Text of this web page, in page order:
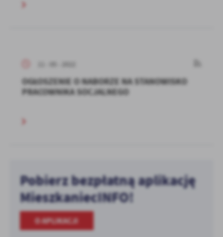
OGŁOSZENIE O NABORZE NA STANOWISKO
PRACOWNIKA SOCJALNEGO
Pobierz bezpłatną aplikację
MieszkaniecINFO!
O APLIKACJI